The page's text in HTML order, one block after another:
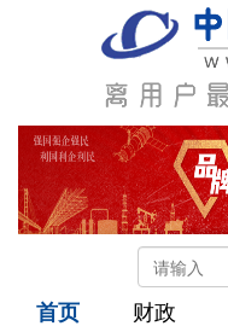
首页 财政